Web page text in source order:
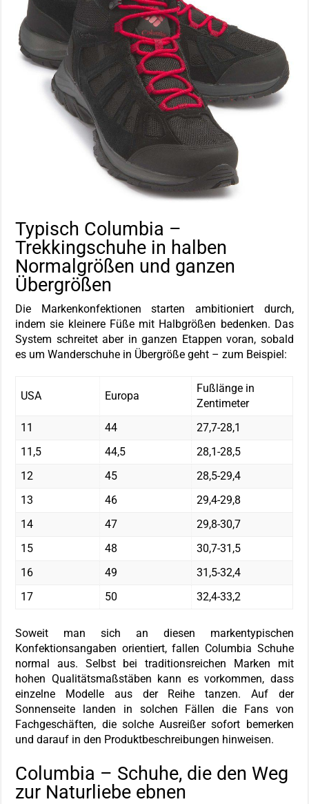
Typisch Columbia –
Trekkingschuhe in halben
Normalgrößen und ganzen
Übergrößen
Die Markenkonfektionen starten ambitioniert durch,
indem sie kleinere Füße mit Halbgrößen bedenken. Das
System schreitet aber in ganzen Etappen voran, sobald
es um Wanderschuhe in Übergröße geht – zum Beispiel:
USA Europa
Fußlänge in
Zentimeter
11
44
27,7-28,1
11,5
44,5
28,1-28,5
12
45
28,5-29,4
13
46
29,4-29,8
14
47
29,8-30,7
15
48
30,7-31,5
16
49
31,5-32,4
17
50 32,4-33,2
Soweit man sich an diesen markentypischen
Konfektionsangaben orientiert, fallen Columbia Schuhe
normal aus. Selbst bei traditionsreichen Marken mit
hohen Qualitätsmaßstäben kann es vorkommen, dass
einzelne Modelle aus der Reihe tanzen. Auf der
Sonnenseite landen in solchen Fällen die Fans von
Fachgeschäften, die solche Ausreißer sofort bemerken
und darauf in den Produktbeschreibungen hinweisen.
Columbia – Schuhe, die den Weg
zur Naturliebe ebnen